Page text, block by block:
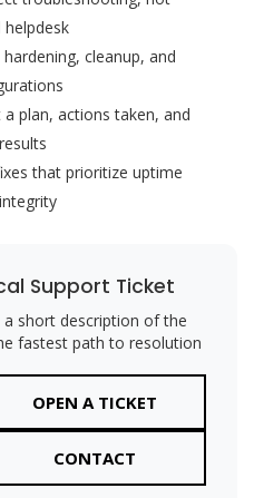
hardening, cleanup, and
plan, actions taken, and
that prioritize uptime
Support Ticket
short description of the
fastest path to resolution.
OPEN A TICKET
CONTACT